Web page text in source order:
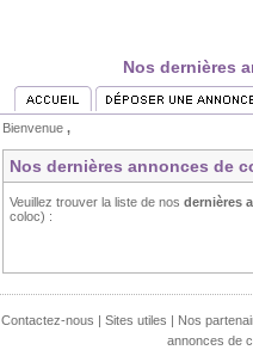
Nos dernières
Bienvenue ,
Nos dernières annonces de
Veuillez trouver la liste de nos dernières
coloc) :
Contactez-nous | Sites utiles | Nos
annonces de